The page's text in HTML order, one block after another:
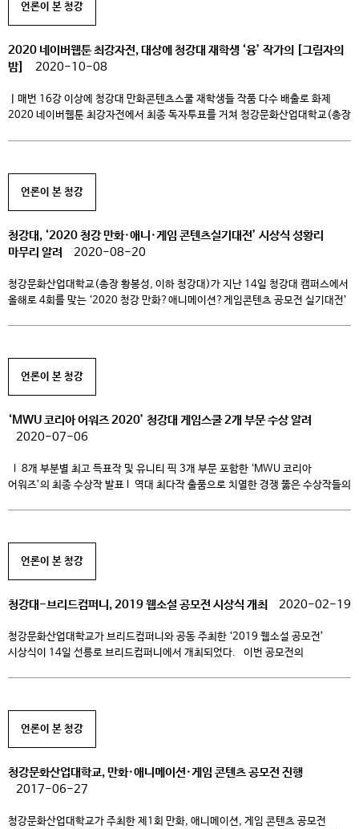
언론이 본 청강
2020 네이버웹툰 최강자전, 대상에 청강대 재학생 ‘융’ 작가의 [그림자의
밤]
2020-10-08
ㅣ매번 16강 이상에 청강대 만화콘텐츠스쿨 재학생들 작품 다수 배출로 화제
2020 네이버웹툰 최강자전에서 최종 독자투표를 거쳐 청강문화산업대학교(총장
주목받고 […]
언론이 본 청강
청강대, ‘2020 청강 만화·애니·게임 콘텐츠실기대전’ 시상식 성황리
마무리 알려
2020-08-20
청강문화산업대학교(총장 황봉성, 이하 청강대)가 지난 14일 청강대 캠퍼스에서
올해로 4회를 맞는 ‘2020 청강 만화?애니메이션?게임콘텐츠 공모전 실기대전’
실시하여 화제를 […]
언론이 본 청강
‘MWU 코리아 어워즈 2020’ 청강대 게임스쿨 2개 부문 수상 알려
2020-07-06
l 8개 부분별 최고 득표작 및 유니티 픽 3개 부문 포함한 ‘MWU 코리아
어워즈’의 최종 수상작 발표 l 역대 최다작 출품으로 치열한 경쟁 뚫은 수상작들의
언론이 본 청강
청강대-브리드컴퍼니, 2019 웹소설 공모전 시상식 개최 2020-02-19
청강문화산업대학교가 브리드컴퍼니와 공동 주최한 ‘2019 웹소설 공모전’
시상식이 14일 선릉로 브리드컴퍼니에서 개최되었다. 이번 공모전의
(1차 심사) 및 위촉 전문가 […]
언론이 본 청강
청강문화산업대학교, 만화·애니메이션·게임 콘텐츠 공모전 진행
2017-06-27
청강문화산업대학교가 주최한 제1회 만화, 애니메이션, 게임 콘텐츠 공모전